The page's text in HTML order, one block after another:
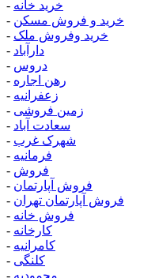
- خرید خانه
- خرید و فروش مسکن
- خرید وفروش ملک
- دارآباد
- دروس
- رهن اجاره
- زعفرانیه
- زمین فروشی
- سعادت آباد
- شهرک غرب
- فرمانیه
- فروش
- فروش آپارتمان
- فروش آپارتمان تهران
- فروش خانه
- کارخانه
- کامرانیه
- کلنگی